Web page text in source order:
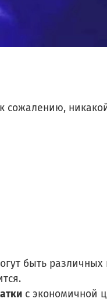
сожалению,
быть
с экономичной